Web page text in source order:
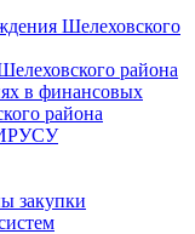
Шелеховского
района
в финансовых
района
закупки